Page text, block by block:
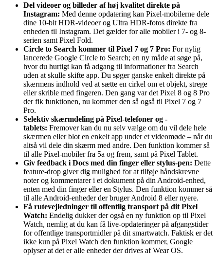
Del videoer og billeder af høj kvalitet direkte på
Instagram: Med denne opdatering kan Pixel-mobilerne dele
dine 10-bit HDR-videoer og Ultra HDR-fotos direkte fra
enheden til Instagram. Det gælder for alle mobiler i 7- og 8-
serien samt Pixel Fold.
Circle to Search kommer til Pixel 7 og 7 Pro: For nylig
lancerede Google Circle to Search; en ny måde at søge på,
hvor du hurtigt kan få adgang til informationer fra Search
uden at skulle skifte app. Du søger ganske enkelt direkte på
skærmens indhold ved at sætte en cirkel om et objekt, strege
eller skrible med fingeren. Den gang var det Pixel 8 og 8 Pro
der fik funktionen, nu kommer den så også til Pixel 7 og 7
Pro.
Selektiv skærmdeling på Pixel-telefoner og -
tablets: Fremover kan du nu selv vælge om du vil dele hele
skærmen eller blot en enkelt app under et videomøde – når du
altså vil dele din skærm med andre. Den funktion kommer så
til alle Pixel-mobiler fra 5a og frem, samt på Pixel Tablet.
Giv feedback i Docs med din finger eller stylus-pen: Dette
feature-drop giver dig mulighed for at tilføje håndskrevne
noter og kommentarer i et dokument på din Android-enhed,
enten med din finger eller en Stylus. Den funktion kommer så
til alle Android-enheder der bruger Android 8 eller nyere.
Få rutevejledninger til offentlig transport på dit Pixel
Watch: Endelig dukker der også en ny funktion op til Pixel
Watch, nemlig at du kan få live-opdateringer på afgangstider
for offentlige transportmidler på dit smartwatch. Faktisk er det
ikke kun på Pixel Watch den funktion kommer, Google
oplyser at det er alle enheder der drives af Wear OS.